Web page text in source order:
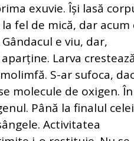
exuvie. Își lasă
fel de mică, dar acum
e viu, dar,
Larva crestează
S-ar sufoca,
molecule de oxigen. În
Până la finalul celei
Activitatea